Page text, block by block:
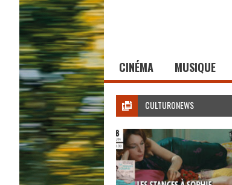
CINÉMA MUSIQUE
CULTURONEWS